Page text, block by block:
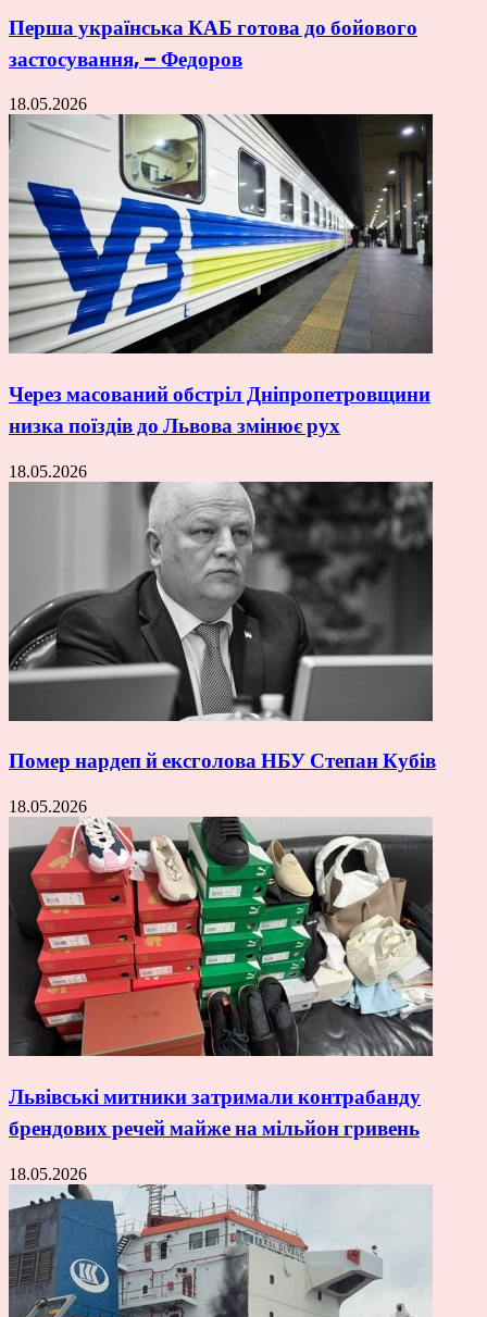
Перша українська КАБ готова до бойового
застосування, – Федоров
18.05.2026
Через масований обстріл Дніпропетровщини
низка поїздів до Львова змінює рух
18.05.2026
Помер нардеп й ексголова НБУ Степан Кубів
18.05.2026
Львівські митники затримали контрабанду
брендових речей майже на мільйон гривень
18.05.2026